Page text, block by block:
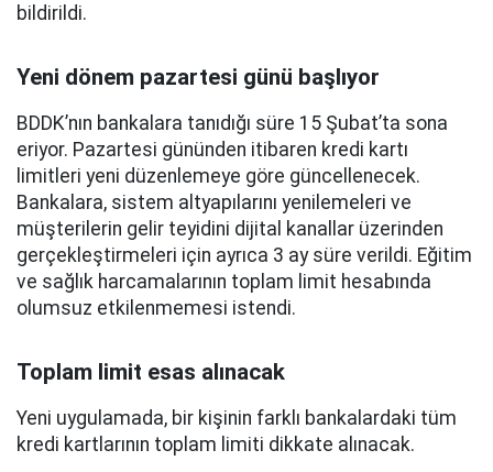
bildirildi.
Yeni dönem pazartesi günü başlıyor
BDDK’nın bankalara tanıdığı süre 15 Şubat’ta sona
eriyor. Pazartesi gününden itibaren kredi kartı
limitleri yeni düzenlemeye göre güncellenecek.
Bankalara, sistem altyapılarını yenilemeleri ve
müşterilerin gelir teyidini dijital kanallar üzerinden
gerçekleştirmeleri için ayrıca 3 ay süre verildi. Eğitim
ve sağlık harcamalarının toplam limit hesabında
olumsuz etkilenmemesi istendi.
Toplam limit esas alınacak
Yeni uygulamada, bir kişinin farklı bankalardaki tüm
kredi kartlarının toplam limiti dikkate alınacak.